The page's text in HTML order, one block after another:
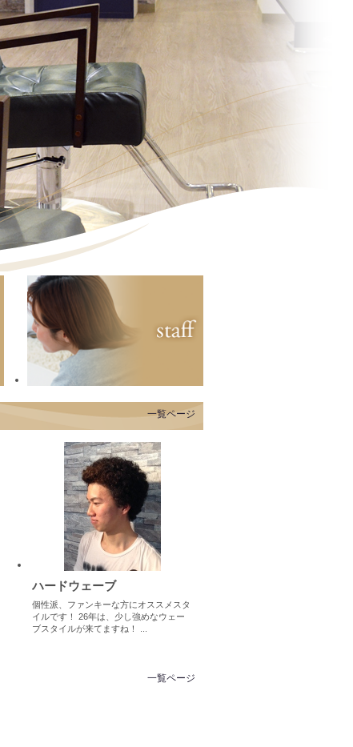
一覧ページ
ハードウェーブ
個性派、ファンキーな方にオススメスタ
イルです！ 26年は、少し強めなウェー
ブスタイルが来てますね！ ...
一覧ページ